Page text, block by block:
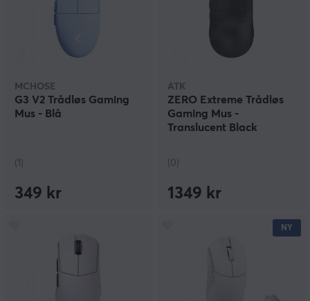
MCHOSE
G3 V2 Trådløs Gaming
Mus - Blå
(1)
349 kr
ATK
ZERO Extreme Trådløs
Gaming Mus -
Translucent Black
(0)
1349 kr
NY